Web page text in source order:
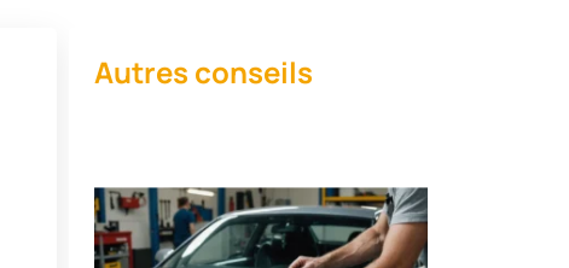
Autres conseils